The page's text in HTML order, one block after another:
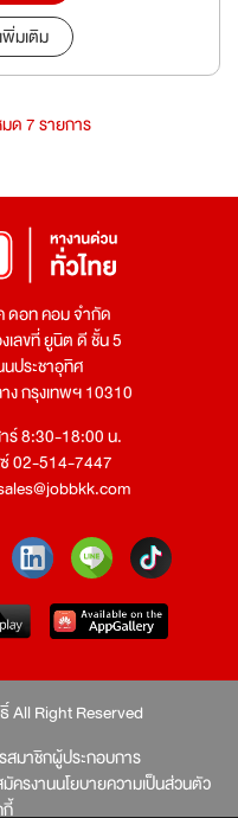
พิ่มเติม
ด 7 รายการ
ดอท คอม จำกัด
เลขที่ ยูนิต ดี ชั้น 5
ประชาอุทิศ
ง กรุงเทพฯ 10310
ร์ 8:30-18:00 น.
02-514-7447
All Right Reserved
สมาชิกผู้ประกอบการ
ครงานนโยบายความเป็นส่วนตัว